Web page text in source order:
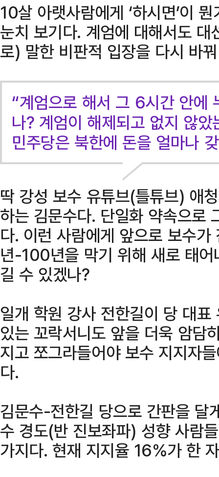
10살 아랫사람에게 ‘하시면’이
눈치 보기다. 계엄에 대해서도
로) 말한 비판적 입장을 다시 바
“계엄으로 해서 그 6시간 안에
나? 계엄이 해제되고 없지 않
민주당은 북한에 돈을 얼마나
딱 강성 보수 유튜브(틀튜브) 애
하는 김문수다. 단일화 약속으로
다. 이런 사람에게 앞으로 보수
년-100년을 막기 위해 새로 태
길 수 있겠나?
일개 학원 강사 전한길이 당 대
있는 꼬락서니도 앞을 더욱 암담
지고 쪼그라들어야 보수 지지자
다.
김문수-전한길 당으로 간판을
수 경도(반 진보좌파) 성향 사람
가지다. 현재 지지율 16%가 한